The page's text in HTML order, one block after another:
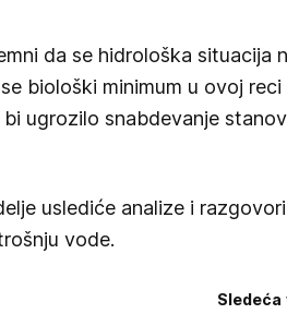
da se hidrološka situacija
biološki minimum u ovoj reci
ugrozilo snabdevanje
uslediće analize i
vode.
Sledeća